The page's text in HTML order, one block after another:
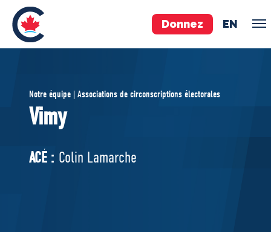
Donnez EN
ÉQUIPE
Pierre Poilievre
Vos députés conservateurs
Cabinet fantôme
Exécutif national
Notre équipe | Associations de circonscriptions électorales
Vimy
ACÉ : Colin Lamarche